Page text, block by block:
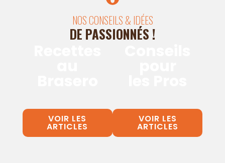
NOS CONSEILS & IDÉES
DE PASSIONNÉS !
VOIR LES
ARTICLES
VOIR LES
ARTICLES